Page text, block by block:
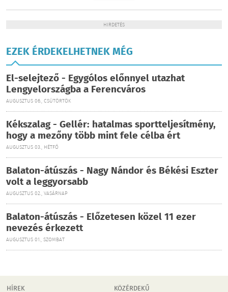
HIRDETÉS
EZEK ÉRDEKELHETNEK MÉG
El-selejtező - Egygólos előnnyel utazhat
Lengyelországba a Ferencváros
AUGUSZTUS 06., CSÜTÖRTÖK
Kékszalag - Gellér: hatalmas sportteljesítmény,
hogy a mezőny több mint fele célba ért
AUGUSZTUS 03., HÉTFŐ
Balaton-átúszás - Nagy Nándor és Békési Eszter
volt a leggyorsabb
AUGUSZTUS 02., VASÁRNAP
Balaton-átúszás - Előzetesen közel 11 ezer
nevezés érkezett
AUGUSZTUS 01., SZOMBAT
HÍREK
KÖZÉRDEKŰ